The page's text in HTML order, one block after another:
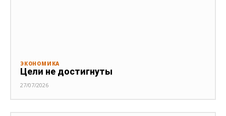
ЭКОНОМИКА
Цели не достигнуты
27/07/2026